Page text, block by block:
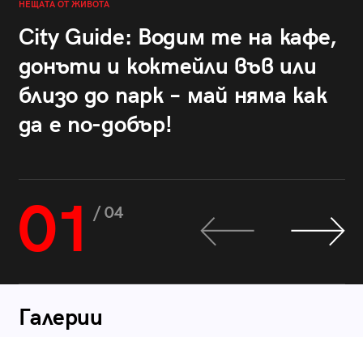
НЕЩАТА ОТ ЖИВОТА
City Guide: Водим те на кафе,
донъти и коктейли във или
близо до парк – май няма как
да е по-добър!
01 / 04
Галерии